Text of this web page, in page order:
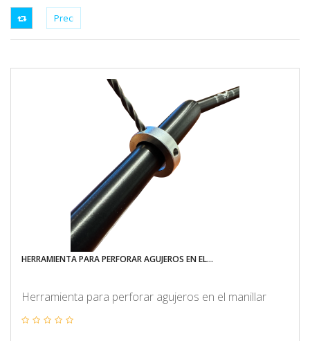
HERRAMIENTA PARA PERFORAR AGUJEROS EN EL...
Herramienta para perforar agujeros en el manillar